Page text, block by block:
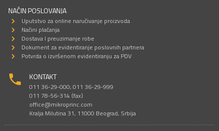
NAČIN POSLOVANJA
Uputstvo za online naručivanje proizvoda
Načini plaćanja
Dostava I preuzimanje robe
Dokument za evidentiranje poslovnih partnera
Potvrda o izvršenom evidentiranju za PDV
KONTAKT
011 36-29-000; 011 36-29-999
011 78-56-314 (fax)
office@mikroprinc.com
Kralja Milutina 31, 11000 Beograd, Srbija